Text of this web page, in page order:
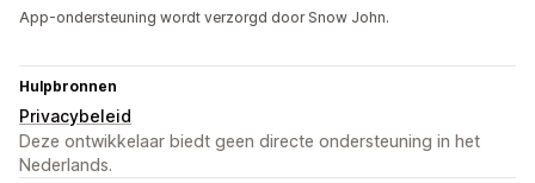
App-ondersteuning wordt verzorgd door Snow John.
Hulpbronnen
Privacybeleid
Deze ontwikkelaar biedt geen directe ondersteuning in het
Nederlands.